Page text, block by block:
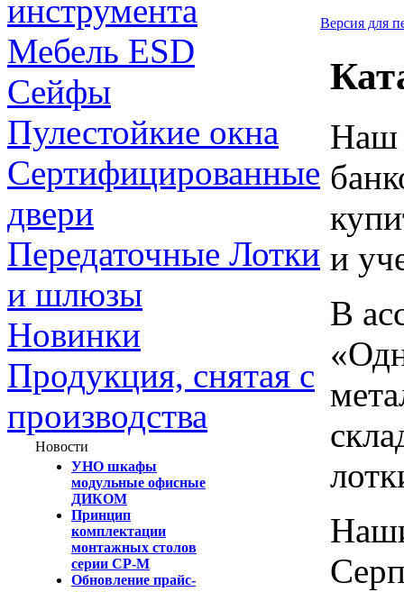
инструмента
Мебель ESD
Сейфы
Пулестойкие окна
Сертифицированные
двери
Передаточные Лотки
и шлюзы
Новинки
Продукция, снятая с
производства
Новости
УНО шкафы
модульные офисные
ДИКОМ
Принцип
комплектации
монтажных столов
серии СР-М
Обновление прайс-
Версия для
Наш
и
В